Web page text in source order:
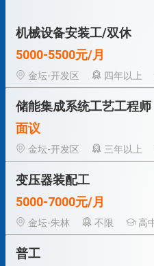
机械设备安装工/双休
5000-5500元/月
金坛-开发区
四年以上
储能集成系统工艺工程师
面议
金坛-开发区
三年以上
变压器装配工
5000-7000元/月
金坛-朱林
不限 高
普工